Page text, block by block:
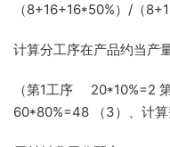
（8+16+16*50%）/（
计算分工序在产品约当产
（第1工序 20*10%=2
60*80%=48 （3）、计